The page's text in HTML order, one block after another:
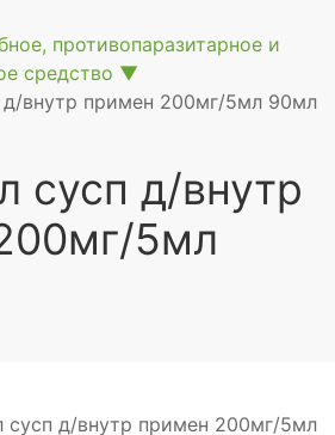
противопаразитарное и
средство ▼
д/внутр примен 200мг/5мл 90мл
сусп д/внутр
5мл